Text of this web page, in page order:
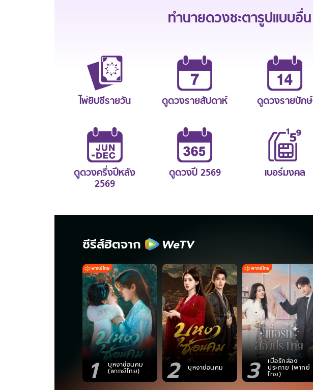
ทำนายดวงชะตารูปแบบอื่น
ไพ่ยิปซีรายวัน ดูดวงรายสัปดาห์ ดูดวงรายปักษ์
ดูดวงครึ่งปีหลัง
2569
ดูดวงปี 2569 เบอร์มงคล
ซีรีส์ฮิตจาก
1 บุหงาซ่อนคม
(พากย์ไทย) 2 บุหงาซ่อนคม 3 เมื่อรักส่อง
ประกาย (พากย์
ไทย)